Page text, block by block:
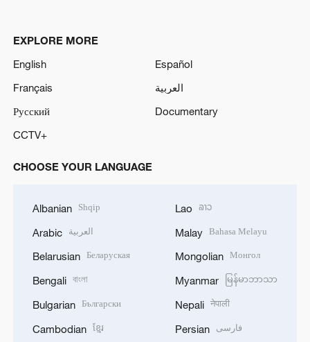
EXPLORE MORE
English
Español
Français
العربية
Русский
Documentary
CCTV+
CHOOSE YOUR LANGUAGE
Albanian Shqip
Arabic العربية
Belarusian Беларуская
Bengali বাংলা
Bulgarian Български
Cambodian ខ្មែរ
Lao ລາວ
Malay Bahasa Melayu
Mongolian Монгол
Myanmar မြန်မာဘာသာ
Nepali नेपाली
Persian فارسی